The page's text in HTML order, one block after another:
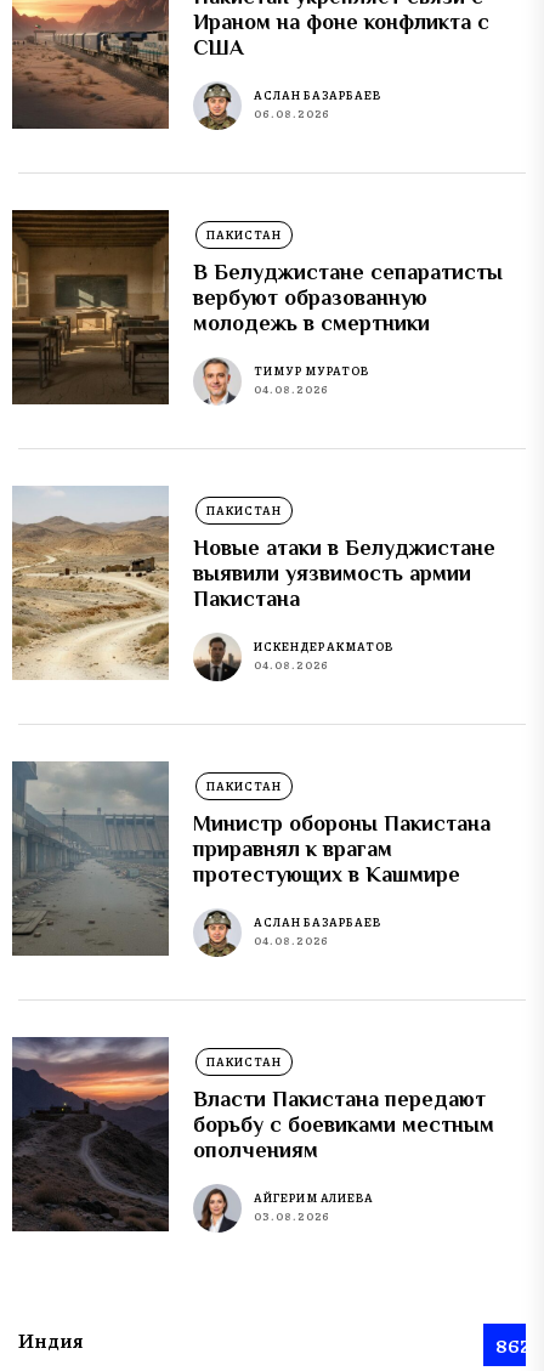
Ираном на фоне конфликта с
США
АСЛАН БАЗАРБАЕВ
06.08.2026
ПАКИСТАН
В Белуджистане сепаратисты
вербуют образованную
молодежь в смертники
ТИМУР МУРАТОВ
04.08.2026
ПАКИСТАН
Новые атаки в Белуджистане
выявили уязвимость армии
Пакистана
ИСКЕНДЕР АКМАТОВ
04.08.2026
ПАКИСТАН
Министр обороны Пакистана
приравнял к врагам
протестующих в Кашмире
АСЛАН БАЗАРБАЕВ
04.08.2026
ПАКИСТАН
Власти Пакистана передают
борьбу с боевиками местным
ополчениям
АЙГЕРИМ АЛИЕВА
03.08.2026
Индия 862